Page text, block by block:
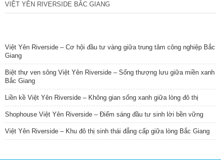
VIỆT YÊN RIVERSIDE BẮC GIANG
Việt Yên Riverside – Cơ hội đầu tư vàng giữa trung tâm công nghiệp Bắc
Giang
Biệt thự ven sông Việt Yên Riverside – Sống thượng lưu giữa miền xanh
Bắc Giang
Liền kề Việt Yên Riverside – Không gian sống xanh giữa lòng đô thị
Shophouse Việt Yên Riverside – Điểm sáng đầu tư sinh lời bền vững
Việt Yên Riverside – Khu đô thị sinh thái đẳng cấp giữa lòng Bắc Giang